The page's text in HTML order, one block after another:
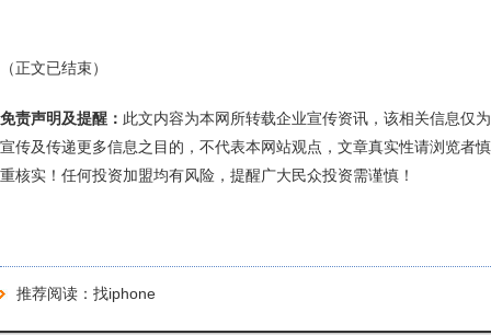
（正文已结束）
免责声明及提醒： 此文内容为本网所转载企业宣传资讯，该相关信息仅为
宣传及传递更多信息之目的，不代表本网站观点，文章真实性请浏览者慎
重核实！任何投资加盟均有风险，提醒广大民众投资需谨慎！
推荐阅读： 找iphone